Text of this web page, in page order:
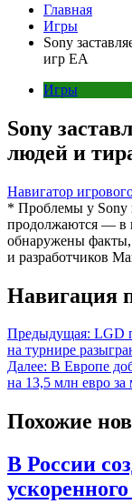
Главная
Игры
Sony
игр ЕА
Игры
Sony
людей и
Навигатор
* Проблемы у Sony
продолжаются — в
обнаружены факты,
и разработчиков
Навигация
Предыдущая: LGD
на турнире
Далее: В Европе
на 13,5 млн евро
Похожие
В России